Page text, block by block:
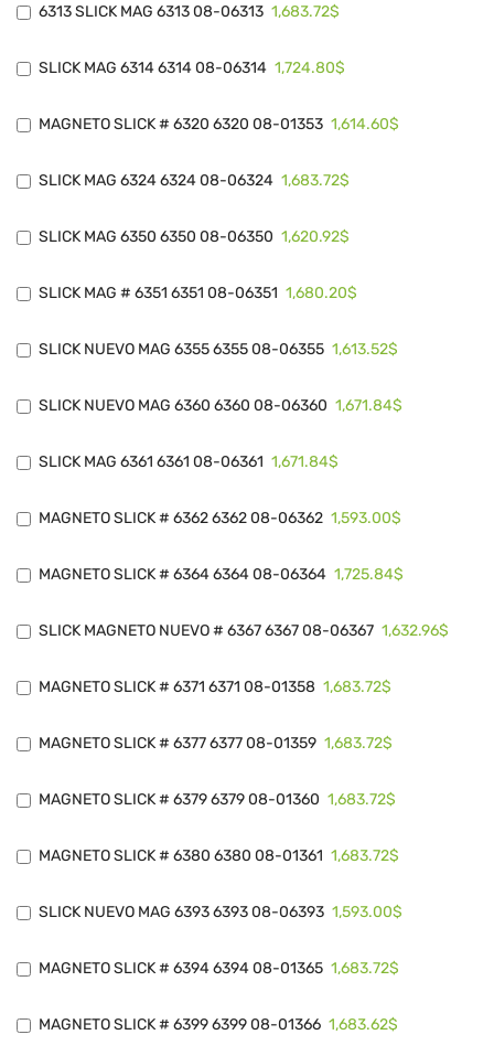
6313 SLICK MAG 6313 08-06313 1,683.72$
SLICK MAG 6314 6314 08-06314 1,724.80$
MAGNETO SLICK # 6320 6320 08-01353 1,614.60$
SLICK MAG 6324 6324 08-06324 1,683.72$
SLICK MAG 6350 6350 08-06350 1,620.92$
SLICK MAG # 6351 6351 08-06351 1,680.20$
SLICK NUEVO MAG 6355 6355 08-06355 1,613.52$
SLICK NUEVO MAG 6360 6360 08-06360 1,671.84$
SLICK MAG 6361 6361 08-06361 1,671.84$
MAGNETO SLICK # 6362 6362 08-06362 1,593.00$
MAGNETO SLICK # 6364 6364 08-06364 1,725.84$
SLICK MAGNETO NUEVO # 6367 6367 08-06367 1,632.96$
MAGNETO SLICK # 6371 6371 08-01358 1,683.72$
MAGNETO SLICK # 6377 6377 08-01359 1,683.72$
MAGNETO SLICK # 6379 6379 08-01360 1,683.72$
MAGNETO SLICK # 6380 6380 08-01361 1,683.72$
SLICK NUEVO MAG 6393 6393 08-06393 1,593.00$
MAGNETO SLICK # 6394 6394 08-01365 1,683.72$
MAGNETO SLICK # 6399 6399 08-01366 1,683.62$